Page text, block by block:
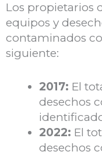
Los propietarios
equipos y
contaminados
siguiente:
2017: El
desechos
2022: El
desechos